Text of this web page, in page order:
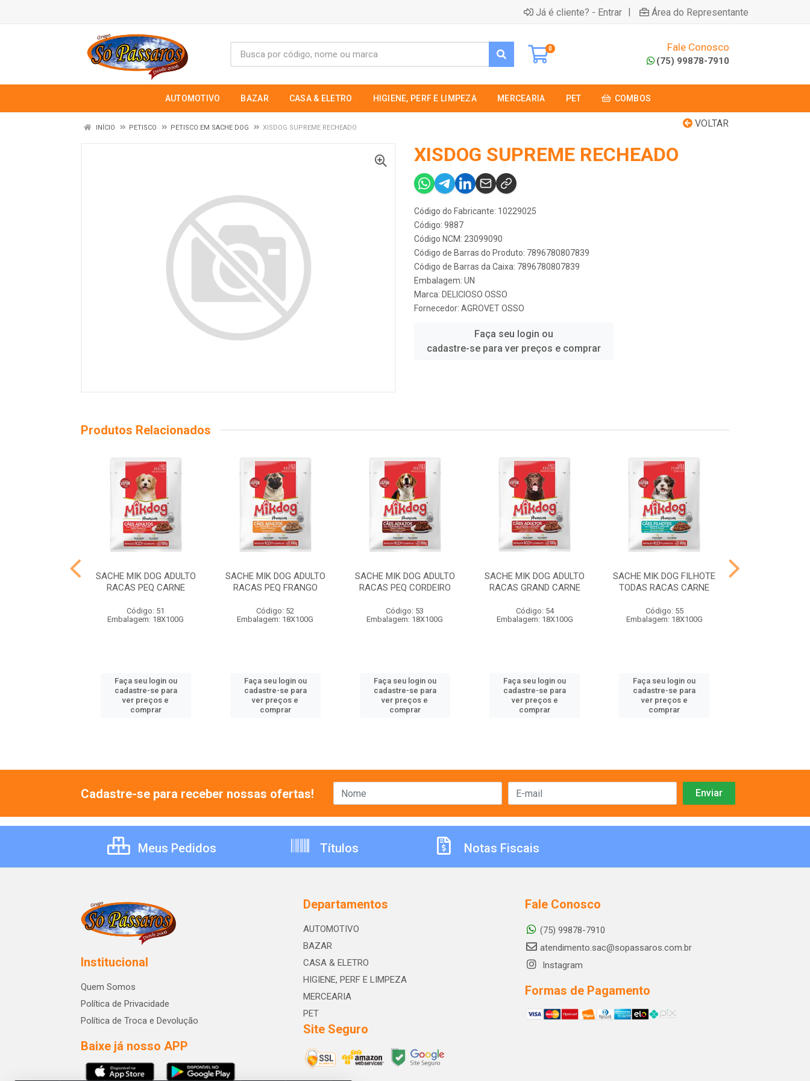
Já é cliente? - Entrar | Área do Representante
0 Fale Conosco
(75) 99878-7910
AUTOMOTIVO BAZAR CASA & ELETRO HIGIENE, PERF E LIMPEZA MERCEARIA PET COMBOS
VOLTAR
INÍCIO PETISCO PETISCO EM SACHE DOG XISDOG SUPREME RECHEADO
XISDOG SUPREME RECHEADO
Código do Fabricante: 10229025
Código: 9887
Código NCM: 23099090
Código de Barras do Produto: 7896780807839
Código de Barras da Caixa: 7896780807839
Embalagem: UN
Marca: DELICIOSO OSSO
Fornecedor: AGROVET OSSO
Faça seu login ou
cadastre-se para ver preços e comprar
Produtos Relacionados
SACHE MIK DOG ADULTO
RACAS PEQ CARNE
Código: 51
Embalagem: 18X100G
Faça seu login ou
cadastre-se para
ver preços e
comprar
SACHE MIK DOG ADULTO
RACAS PEQ FRANGO
Código: 52
Embalagem: 18X100G
Faça seu login ou
cadastre-se para
ver preços e
comprar
SACHE MIK DOG ADULTO
RACAS PEQ CORDEIRO
Código: 53
Embalagem: 18X100G
Faça seu login ou
cadastre-se para
ver preços e
comprar
SACHE MIK DOG ADULTO
RACAS GRAND CARNE
Código: 54
Embalagem: 18X100G
Faça seu login ou
cadastre-se para
ver preços e
comprar
SACHE MIK DOG FILHOTE
TODAS RACAS CARNE
Código: 55
Embalagem: 18X100G
Faça seu login ou
cadastre-se para
ver preços e
comprar
Cadastre-se para receber nossas ofertas!
Meus Pedidos Títulos Notas Fiscais
Institucional
Quem Somos
Política de Privacidade
Política de Troca e Devolução
Baixe já nosso APP
Departamentos
AUTOMOTIVO
BAZAR
CASA & ELETRO
HIGIENE, PERF E LIMPEZA
MERCEARIA
PET
Site Seguro
Fale Conosco
(75) 99878-7910
atendimento.sac@sopassaros.com.br
Instagram
Formas de Pagamento